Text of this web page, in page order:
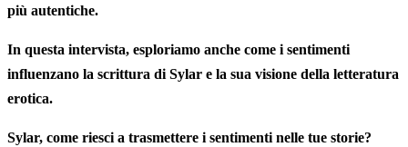
più autentiche.
In questa intervista, esploriamo anche come i sentimenti
influenzano la scrittura di Sylar e la sua visione della letteratura
erotica.
Sylar, come riesci a trasmettere i sentimenti nelle tue storie?